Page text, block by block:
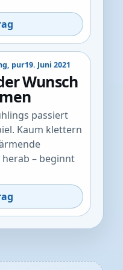
pur19. Juni 2021
Wunsch
passiert
Kaum klettern
– beginnt